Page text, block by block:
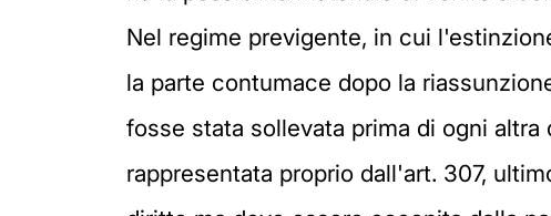
Nel regime previgente, in cui
la parte contumace dopo la
fosse stata sollevata prima di ogni
rappresentata proprio dall'art. 307,